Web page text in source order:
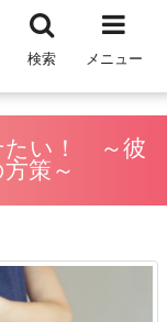
メニュー
検索
たい！ ～彼
策～